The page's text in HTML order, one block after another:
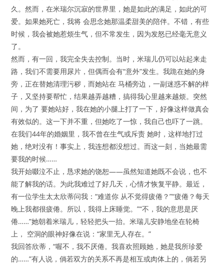
久。然而，在米瑞尔沉寂的世界里，她是如此的满足，如此的可
爱。如果她死亡，我将 会思念她那温柔甜美的陪伴。不错，有些
时候，我会被她惹烦生气，但不常发生，因为发怒已经毫无意义
了。
然而，有一回，我完全失去控制。当时，米瑞儿仍可以站起来走
路，我们不需要用尿片，但偶而会有“意外”发生。我跪在她的身
旁，正在替她清理污秽，而她站在 马桶旁边，一副迷惑不解的样
子，又坚持要帮忙，结果越弄越糟，搞得我心里越来越烦。突然
间，为了 要她站好，我在她的小腿上打了一下，好像这样做真会
有效似的。这一下并不重，但她吃了一惊，我自己也吓了一跳。
在我们44年的婚姻里，我不曾在生气或斥责 她时，这样地打过
她，绝对没有！事实上，我连想都没想过。而这一刻，当她最需
要我的时候……
我开始啜泣不止，恳求她的饶恕——虽然知道她既不会说，也不
能了解我的话。为此我难过了好几天，心情才恢复平静。最近，
有一位学生太太欣蒂问我：“难道你 从不觉得疲倦？”“疲倦？每天
晚上我都很疲倦。所以，我得上床睡觉。”“不，我的意思是厌
倦……”她朝着米瑞儿，轻轻把头一抬。米瑞儿安静地坐在轮椅
上， 空洞的眼神好像在说：“家里无人存在。”
我回答欣蒂，“喔不，我不厌倦。我喜欢照顾她，她是我所珍爱
的……”有人说，倘若双方的关系不再是相互或肉体上的，倘若另